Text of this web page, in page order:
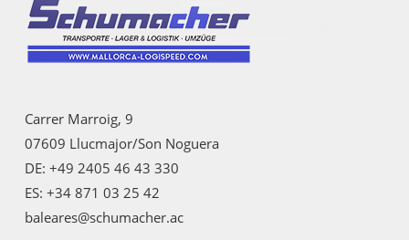
Carrer Marroig, 9
07609 Llucmajor/Son Noguera
DE: +49 2405 46 43 330
ES: +34 871 03 25 42
baleares@schumacher.ac